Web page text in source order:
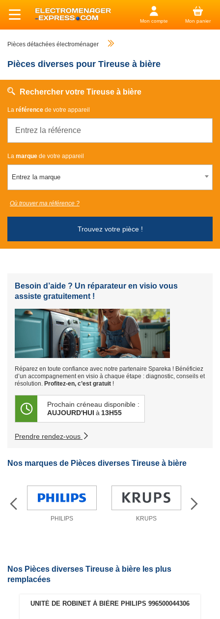
Mon compte Mon panier
Pièces détachées électroménager
Pièces diverses pour Tireuse à bière
Rechercher votre Tireuse à bière
La référence de votre appareil
La marque de votre appareil
Entrez la marque
Trouvez votre pièce !
Où trouver ma référence ?
Besoin d’aide ? Un réparateur en visio vous
assiste gratuitement !
Réparez en toute confiance avec notre partenaire Spareka ! Bénéficiez
d’un accompagnement en visio à chaque étape : diagnostic, conseils et
résolution. Profitez-en, c’est gratuit !
Prochain créneau disponible :
AUJOURD'HUI à 13H55
Prendre rendez-vous
Nos marques de Pièces diverses Tireuse à bière
PHILIPS KRUPS
Nos Pièces diverses Tireuse à bière les plus
remplacées
UNITÉ DE ROBINET À BIÈRE PHILIPS 996500044306